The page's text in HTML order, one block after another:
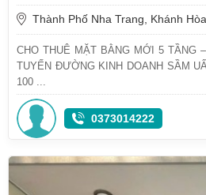
Thành Phố Nha Trang, Khánh Hòa
CHO THUÊ MẶT BẰNG MỚI 5 TẦNG
TUYẾN ĐƯỜNG KINH DOANH SẦM
100 ...
0373014222